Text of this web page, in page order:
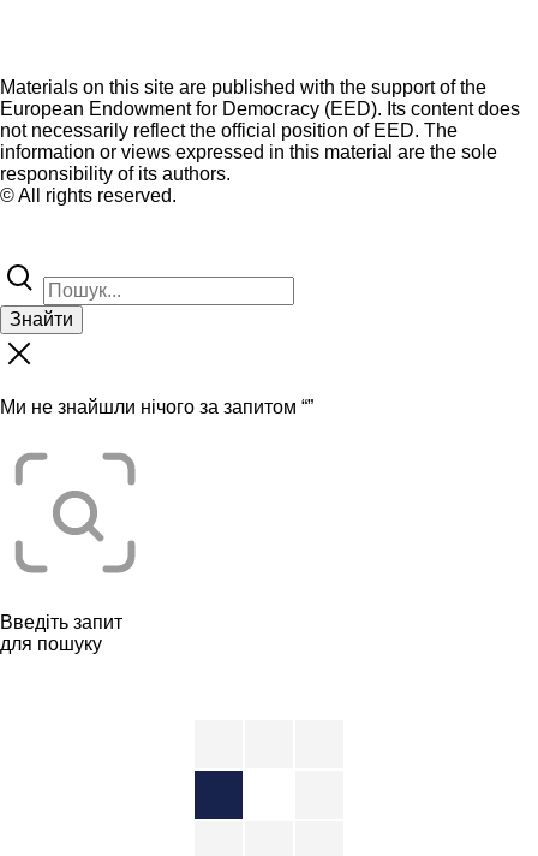
Materials on this site are published with the support of the
European Endowment for Democracy (EED). Its content does
not necessarily reflect the official position of EED. The
information or views expressed in this material are the sole
responsibility of its authors.
© All rights reserved.
Знайти
Ми не знайшли нічого за запитом “”
Введіть запит
для пошуку